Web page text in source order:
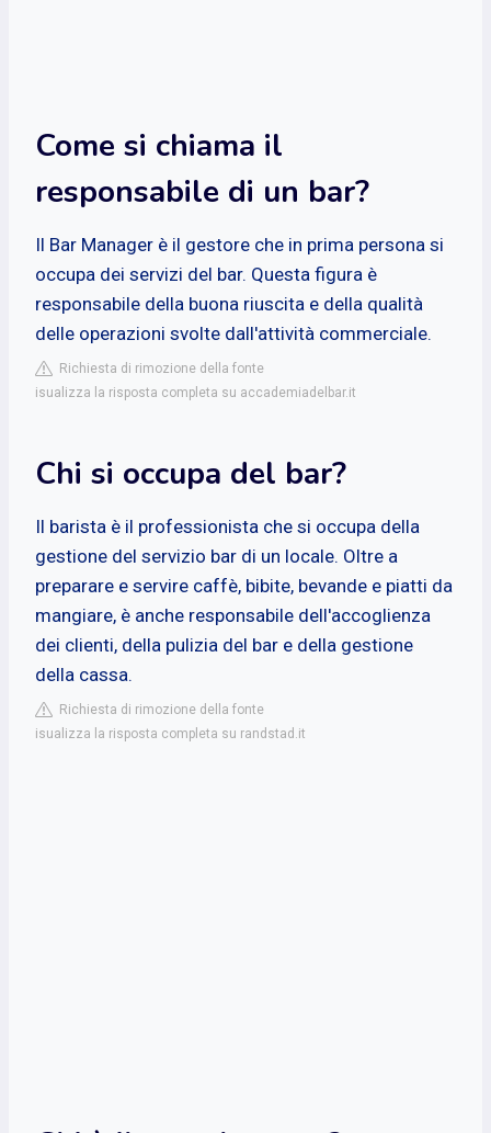
Come si chiama il
responsabile di un bar?
Il Bar Manager è il gestore che in prima persona si
occupa dei servizi del bar. Questa figura è
responsabile della buona riuscita e della qualità
delle operazioni svolte dall'attività commerciale.
Richiesta di rimozione della fonte
isualizza la risposta completa su accademiadelbar.it
Chi si occupa del bar?
Il barista è il professionista che si occupa della
gestione del servizio bar di un locale. Oltre a
preparare e servire caffè, bibite, bevande e piatti da
mangiare, è anche responsabile dell'accoglienza
dei clienti, della pulizia del bar e della gestione
della cassa.
Richiesta di rimozione della fonte
isualizza la risposta completa su randstad.it